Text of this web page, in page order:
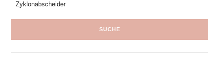
Zyklonabscheider
SUCHE